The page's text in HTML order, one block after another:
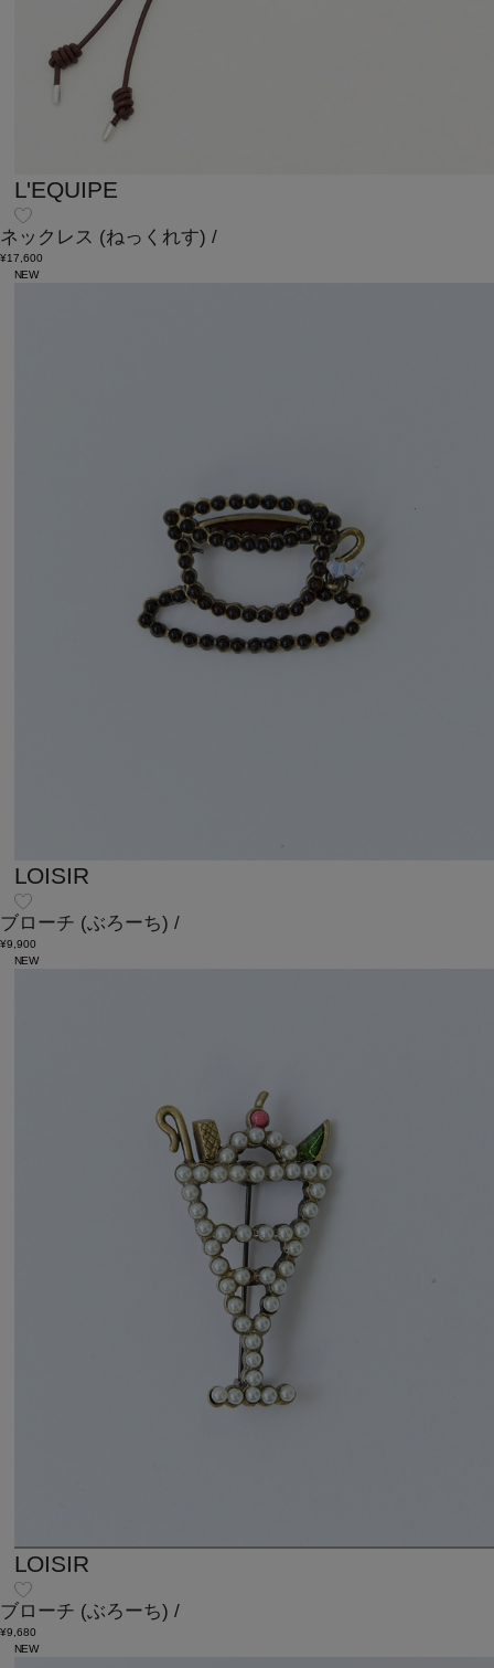
L'EQUIPE
ネックレス (ねっくれす) /
¥17,600
NEW
LOISIR
ブローチ (ぶろーち) /
¥9,900
NEW
LOISIR
ブローチ (ぶろーち) /
¥9,680
NEW